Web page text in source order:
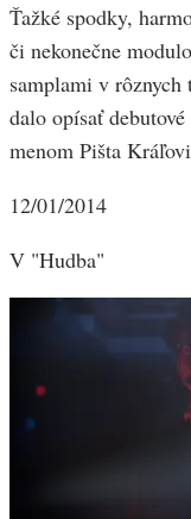
Ťažké spodky,
či nekonečne
samplami v
dalo opísať
menom Pišta
12/01/2014
V "Hudba"